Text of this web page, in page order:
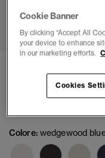
1
Colore: wedgewood
Cookie Banner
By clicking “Accept All
your device to enhance
in our marketing efforts.
Cookies